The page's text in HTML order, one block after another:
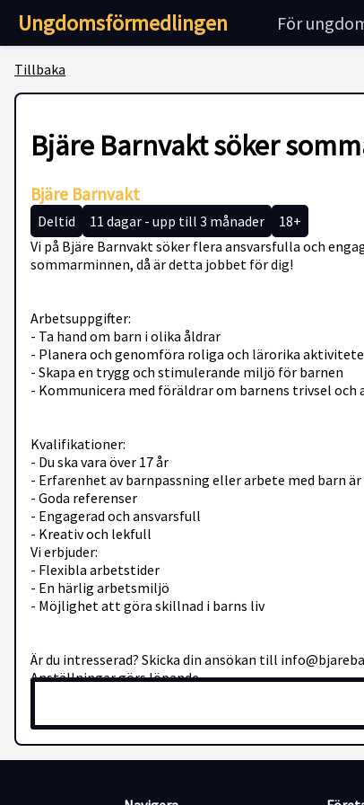
Ungdomsförmedlingen För
Tillbaka
Bjäre Barnvakt söker
Bjäre Barnvakt
Deltid 11 dagar - upp till 3 månader
18+
Vi på Bjäre Barnvakt söker flera ansvarsfulla och
sommarminnen, då är detta jobbet för dig!
Arbetsuppgifter:
- Ta hand om barn i olika åldrar
- Planera och genomföra roliga och lärorika
- Skapa en trygg och stimulerande miljö för barnen
- Kommunicera med föräldrar om barnens trivsel
Kvalifikationer:
- Du ska vara över 17 år
- Erfarenhet av barnpassning eller arbete med barn
- Goda referenser
- Engagerad och ansvarsfull
- Kreativ och lekfull
Vi erbjuder:
- Flexibla arbetstider
- En härlig arbetsmiljö
- Möjlighet att göra skillnad i barns liv
Är du intresserad? Skicka din ansökan till
Anställningar görs löpande.